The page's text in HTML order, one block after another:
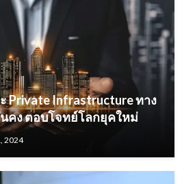
Private Infrastructure ทาง
คง ตอบโจทย์โลกยุคใหม่
2024